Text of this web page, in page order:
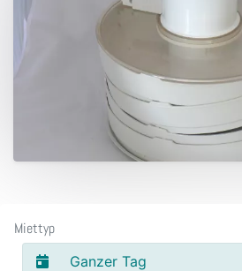
Miettyp
Ganzer Tag